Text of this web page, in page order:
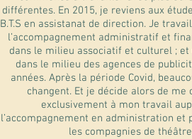
différentes. En 2015, je reviens aux
B.T.S en assistanat de direction. Je
l’accompagnement administratif et
dans le milieu associatif et culturel ; et
dans le milieu des agences de
années. Après la période Covid,
changent. Et je décide alors de me
exclusivement à mon travail
l’accompagnement en administration et
les compagnies de